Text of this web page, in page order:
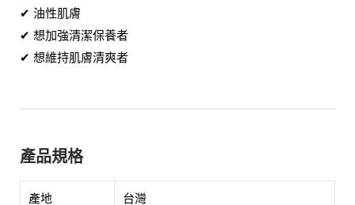
✔ 油性肌膚
✔ 想加強清潔保養者
✔ 想維持肌膚清爽者
產品規格
產地 台灣